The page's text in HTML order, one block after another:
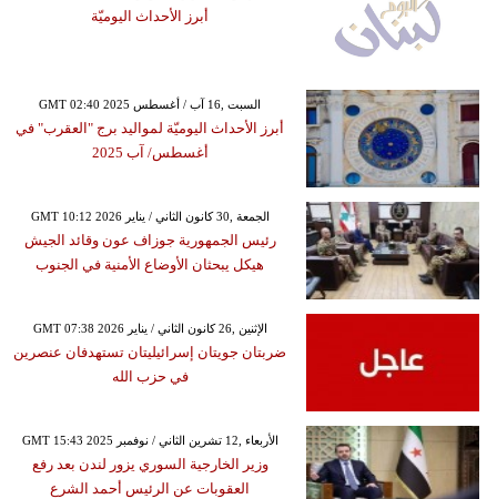
أبرز الأحداث اليوميّة
GMT 02:40 2025 السبت ,16 آب / أغسطس
أبرز الأحداث اليوميّة لمواليد برج "العقرب" في
أغسطس/ آب 2025
GMT 10:12 2026 الجمعة ,30 كانون الثاني / يناير
رئيس الجمهورية جوزاف عون وقائد الجيش
هيكل يبحثان الأوضاع الأمنية في الجنوب
GMT 07:38 2026 الإثنين ,26 كانون الثاني / يناير
ضربتان جويتان إسرائيليتان تستهدفان عنصرين
في حزب الله
GMT 15:43 2025 الأربعاء ,12 تشرين الثاني / نوفمبر
وزير الخارجية السوري يزور لندن بعد رفع
العقوبات عن الرئيس أحمد الشرع